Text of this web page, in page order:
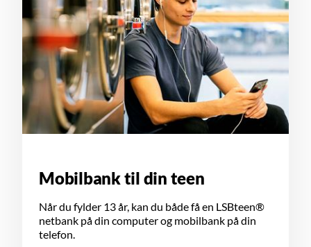
Mobilbank til din teen
Når du fylder 13 år, kan du både få en LSBteen®
netbank på din computer og mobilbank på din
telefon.